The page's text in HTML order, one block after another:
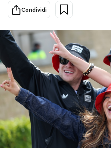
Internet
Scienza
Cultura
Economia
Sport
PODCAST
NEWSLETTER
Condividi